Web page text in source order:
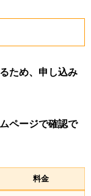
ため、申し込み
ページで確認で
料金